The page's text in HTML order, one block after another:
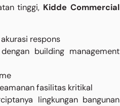
tinggi, Kidde Commercial
respons
building management
fasilitas kritikal
lingkungan bangunan